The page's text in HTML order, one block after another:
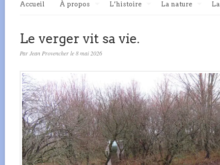
Accueil À propos L’histoire La nature
Le verger vit sa vie.
Par Jean Provencher le 8 mai 2026